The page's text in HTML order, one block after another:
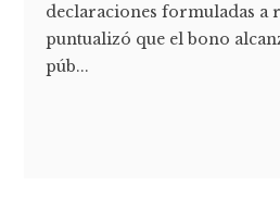
declaraciones formuladas a
puntualizó que el bono
púb...